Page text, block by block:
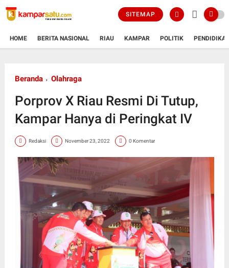
SITEMAP
HOME BERITA NASIONAL RIAU KAMPAR POLITIK
Beranda Olahraga
Porprov X Riau Resmi Di Tutup,
Kampar Hanya di Peringkat IV
Redaksi November 23, 2022 0 Komentar